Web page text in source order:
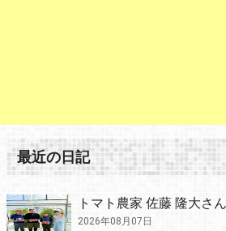
最近の日記
トマト農家 佐藤 隆大さん
2026年08月07日